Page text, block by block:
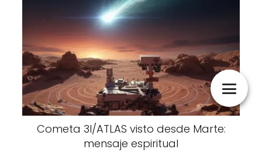
Cometa 3I/ATLAS visto desde Marte:
mensaje espiritual